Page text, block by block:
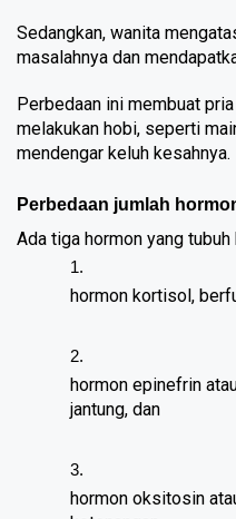
Sedangkan, wanita
masalahnya dan
Perbedaan ini membuat
melakukan hobi, seperti
mendengar keluh kesahnya.
Perbedaan jumlah
Ada tiga hormon yang
hormon kortisol,
hormon epinefrin
jantung, dan
hormon oksitosin